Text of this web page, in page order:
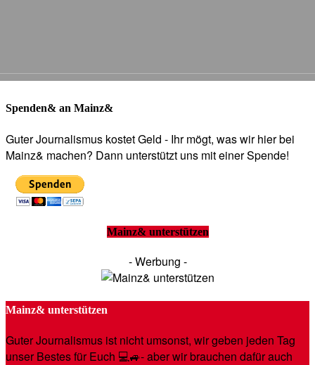
Spenden& an Mainz&
Guter Journalismus kostet Geld - Ihr mögt, was wir hier bei
Mainz& machen? Dann unterstützt uns mit einer Spende!
Mainz& unterstützen
- Werbung -
Mainz& unterstützen
Guter Journalismus ist nicht umsonst, wir geben jeden Tag
unser Bestes für Euch 💻🚙- aber wir brauchen dafür auch